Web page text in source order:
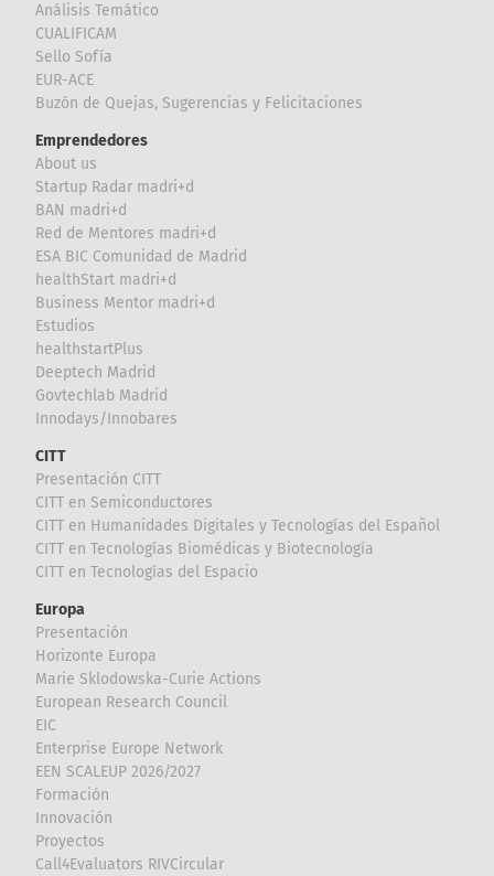
Análisis Temático
CUALIFICAM
Sello Sofía
EUR-ACE
Buzón de Quejas, Sugerencias y Felicitaciones
Emprendedores
About us
Startup Radar madri+d
BAN madri+d
Red de Mentores madri+d
ESA BIC Comunidad de Madrid
healthStart madri+d
Business Mentor madri+d
Estudios
healthstartPlus
Deeptech Madrid
Govtechlab Madrid
Innodays/Innobares
CITT
Presentación CITT
CITT en Semiconductores
CITT en Humanidades Digitales y Tecnologías del Español
CITT en Tecnologías Biomédicas y Biotecnología
CITT en Tecnologías del Espacio
Europa
Presentación
Horizonte Europa
Marie Sklodowska-Curie Actions
European Research Council
EIC
Enterprise Europe Network
EEN SCALEUP 2026/2027
Formación
Innovación
Proyectos
Call4Evaluators RIVCircular